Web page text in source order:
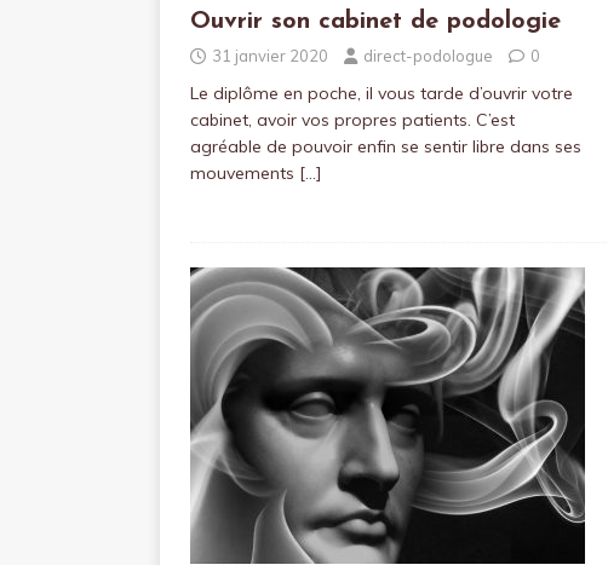
Ouvrir son cabinet de podologie
31 janvier 2020 direct-podologue 0
Le diplôme en poche, il vous tarde d’ouvrir votre
cabinet, avoir vos propres patients. C’est
agréable de pouvoir enfin se sentir libre dans ses
mouvements […]